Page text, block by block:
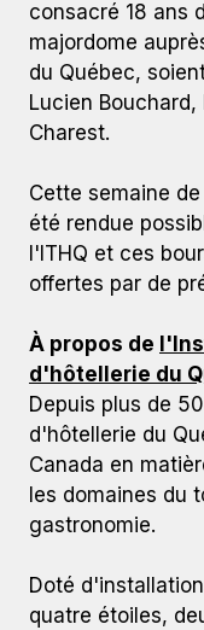
consacré 18 ans
majordome
du Québec,
Lucien
Charest.
Cette semaine
été rendue
l'ITHQ et ces
offertes par de
À propos de
d'hôtellerie du
Depuis plus de
d'hôtellerie du
Canada en
les domaines du
gastronomie.
Doté
quatre étoiles,